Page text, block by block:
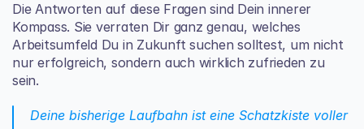
Die Antworten auf diese Fragen sind Dein innerer
Kompass. Sie verraten Dir ganz genau, welches
Arbeitsumfeld Du in Zukunft suchen solltest, um nicht
nur erfolgreich, sondern auch wirklich zufrieden zu
sein.
Deine bisherige Laufbahn ist eine Schatzkiste voller